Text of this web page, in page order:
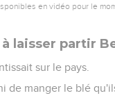
en vidéo pour le
laisser partir
sur le pays.
de manger le blé